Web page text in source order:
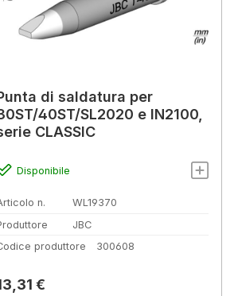
di saldatura per
40ST/SL2020 e IN2100,
CLASSIC
Disponibile
n.
WL19370
JBC
produttore
300608
normale:
€